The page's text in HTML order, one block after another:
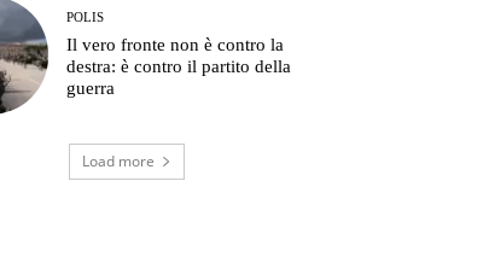
POLIS
Il vero fronte non è contro la
destra: è contro il partito della
guerra
Load more